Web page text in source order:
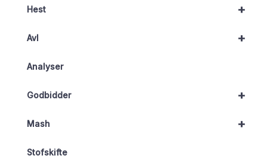
+
Hest
+
Avl
Analyser
+
Godbidder
+
Mash
Stofskifte